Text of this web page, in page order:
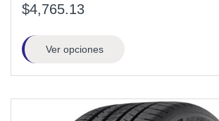
$4,765.13
Ver opciones